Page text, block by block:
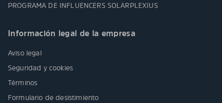
PROGRAMA DE INFLUENCERS SOLARPLEXIUS
Información legal de la empresa
Aviso legal
Seguridad y cookies
Términos
Formulario de desistimiento